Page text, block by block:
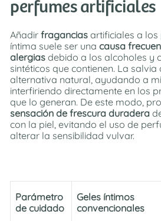
perfumes artificiales
Añadir fragancias artificiales a
íntima suele ser una causa
alergias debido a los alcoholes y
sintéticos que contienen. La salvia
alternativa natural, ayudando a
interfiriendo directamente en los
que lo generan. De este modo,
sensación de frescura duradera
con la piel, evitando el uso de
alterar la sensibilidad vulvar.
Parámetro
de cuidado
Geles íntimos
convencionales